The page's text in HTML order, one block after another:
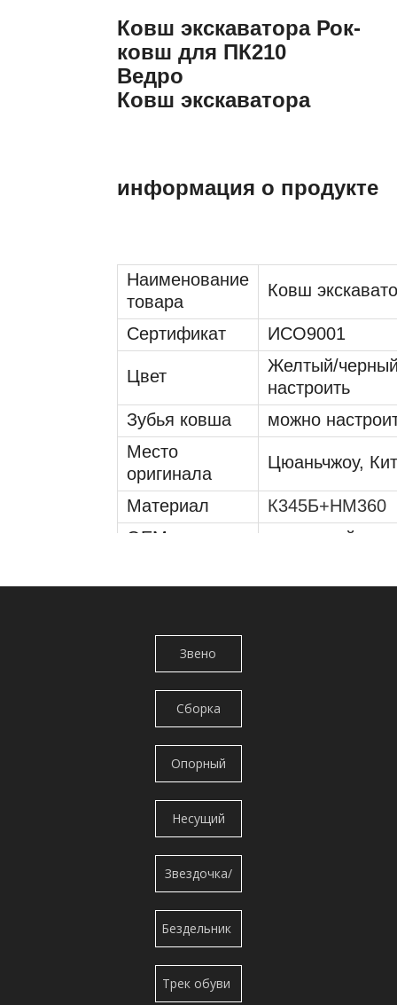
Ковш экскаватора Рок-
ковш для ПК210
Ведро
Ковш экскаватора
информация о продукте
Наименование
товара
Ковш
Сертификат ИСО9001
Цвет
Желтый/
настроить
Зубья ковша
можно
Место
оригинала
Цюаньчжоу,
Материал
К345Б+НМ360
OEM
доступный
Звено
гусеницы/
цепь
гусеницы
Сборка
гусеничных
башмаков
Опорный
ролик/нижний
ролик
Несущий
ролик/
Верхний
ролик/
ролик
Звездочка/
сегмент
Бездельник
Трек обуви